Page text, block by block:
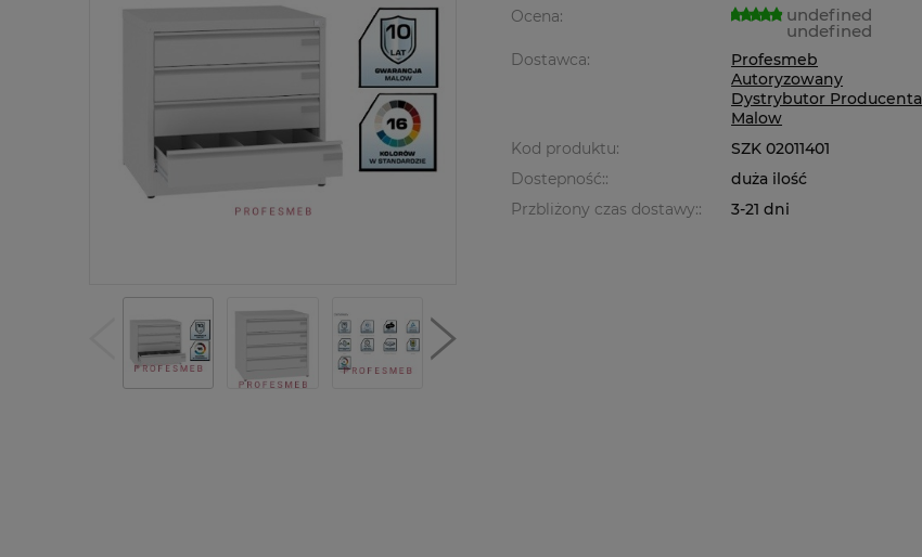
Ocena: undefined
undefined
Dostawca:
Profesmeb
Autoryzowany
Dystrybutor Producenta
Malow
Kod produktu:
SZK 02011401
Dostepność::
duża ilość
Przbliżony czas dostawy::
3-21 dni